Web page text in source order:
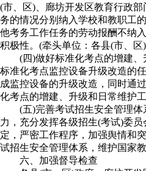
(市、区)、廊坊开发区教育行政
务的情况分别纳入学校和教职工
他考务工作任务的劳动报酬不纳
积极性。(牵头单位：各县(市、
(四)做好标准化考点的增建
标准化考点监控设备升级改造的
成监控设备的升级改造，同时通
化考点的增建、升级和日常维护
(五)完善考试招生安全管理
力，充分发挥各级招生(考试)委
定，严密工作程序，加强舆情和
试招生安全管理体系，维护国家
六、加强督导检查